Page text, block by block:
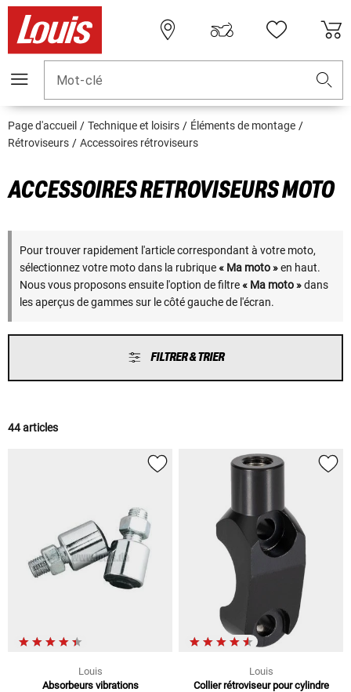
Mot-clé
Page d'accueil Technique et loisirs
Éléments de montage
Rétroviseurs
Accessoires rétroviseurs
ACCESSOIRES RETROVISEURS MOTO
Pour trouver rapidement l'article correspondant à votre moto,
sélectionnez votre moto dans la rubrique« Ma moto »en haut.
Nous vous proposons ensuite l'option de filtre« Ma moto »dans
les aperçus de gammes sur le côté gauche de l'écran.
FILTRER & TRIER
44 articles
Louis
Absorbeurs vibrations
Louis
Collier rétroviseur pour cylindre